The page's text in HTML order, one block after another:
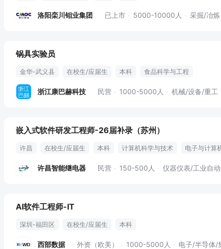
洛阳栾川钼业集团 已上市 5000-10000人 采掘/冶炼
锅具实验员
金华-武义县 在校生/应届生 本科
食品科学与工程
食品质量与安全（食品科学与工程类）
浙江康巴赫科技 民营 1000-5000人 机械/设备/重工
嵌入式软件研发工程师-26届补录（苏州）
许昌 在校生/应届生 本科 计算机科学与技术
电子与计算
许昌智能继电器 民营 150-500人 仪器仪表/工业自动化丨
AI软件工程师-IT
深圳-福田区 在校生/应届生 本科
西部数据 外资（欧美） 1000-5000人 电子/半导体/